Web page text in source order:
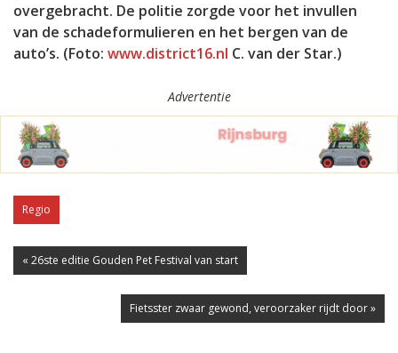
overgebracht. De politie zorgde voor het invullen
van de schadeformulieren en het bergen van de
auto’s. (Foto: www.district16.nl C. van der Star.)
Advertentie
Regio
« 26ste editie Gouden Pet Festival van start
Fietsster zwaar gewond, veroorzaker rijdt door »